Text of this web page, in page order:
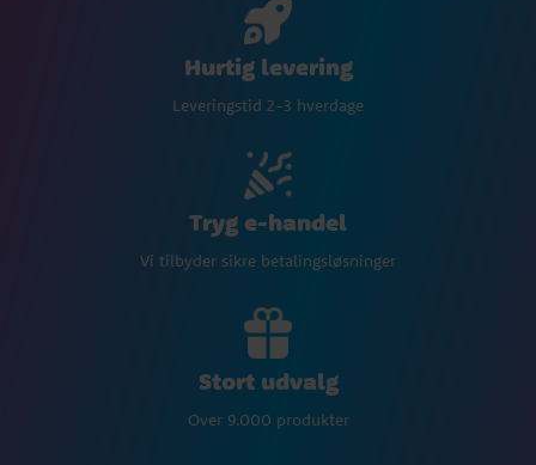
Hurtig levering
Leveringstid 2-3 hverdage
Tryg e-handel
Vi tilbyder sikre betalingsløsninger
Stort udvalg
Over 9.000 produkter